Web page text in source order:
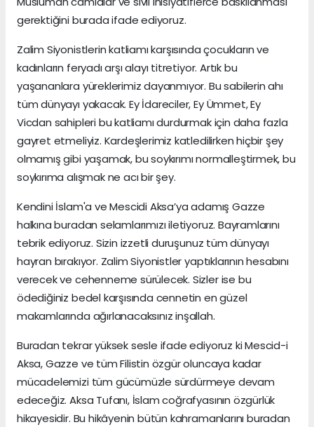
gerektiğini burada ifade ediyoruz.
Zalim Siyonistlerin katliamı karşısında çocukların ve
kadınların feryadı arşı alayı titretiyor. Artık bu
yaşananlara yüreklerimiz dayanmıyor. Bu sabilerin ahı
tüm dünyayı yakacak. Ey İdareciler, Ey Ümmet, Ey
Vicdan sahipleri bu katliamı durdurmak için daha fazla
gayret etmeliyiz. Kardeşlerimiz katledilirken hiçbir şey
olmamış gibi yaşamak, bu soykırımı normalleştirmek, bu
soykırıma alışmak ne acı bir şey.
Kendini İslam'a ve Mescidi Aksa’ya adamış Gazze
halkına buradan selamlarımızı iletiyoruz. Bayramlarını
tebrik ediyoruz. Sizin izzetli duruşunuz tüm dünyayı
hayran bırakıyor. Zalim Siyonistler yaptıklarının hesabını
verecek ve cehenneme sürülecek. Sizler ise bu
ödediğiniz bedel karşısında cennetin en güzel
makamlarında ağırlanacaksınız inşallah.
Buradan tekrar yüksek sesle ifade ediyoruz ki Mescid-i
Aksa, Gazze ve tüm Filistin özgür oluncaya kadar
mücadelemizi tüm gücümüzle sürdürmeye devam
edeceğiz. Aksa Tufanı, İslam coğrafyasının özgürlük
hikayesidir. Bu hikâyenin bütün kahramanlarını buradan